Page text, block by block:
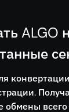
ALGO
обмены